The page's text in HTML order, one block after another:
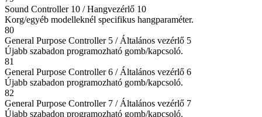
Sound Controller 10 / Hangvezérlő 10
Korg/egyéb modelleknél specifikus hangparaméter.
80
General Purpose Controller 5 / Általános vezérlő 5
Újabb szabadon programozható gomb/kapcsoló.
81
General Purpose Controller 6 / Általános vezérlő 6
Újabb szabadon programozható gomb/kapcsoló.
82
General Purpose Controller 7 / Általános vezérlő 7
Újabb szabadon programozható gomb/kapcsoló.